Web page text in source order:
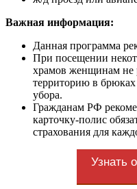
Важная информация:
Данная программа
При посещении
храмов женщинам не
территорию в
убора.
Гражданам РФ
карточку-полис
страхования для
Узнать